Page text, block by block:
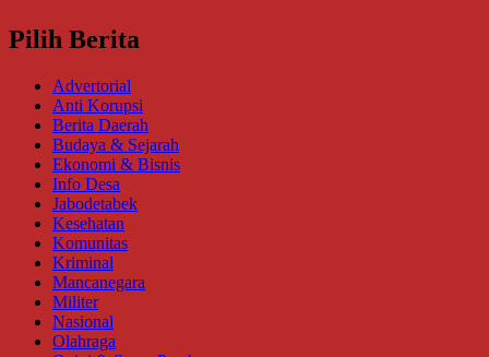
Pilih Berita
Advertorial
Anti Korupsi
Berita Daerah
Budaya & Sejarah
Ekonomi & Bisnis
Info Desa
Jabodetabek
Kesehatan
Komunitas
Kriminal
Mancanegara
Militer
Nasional
Olahraga